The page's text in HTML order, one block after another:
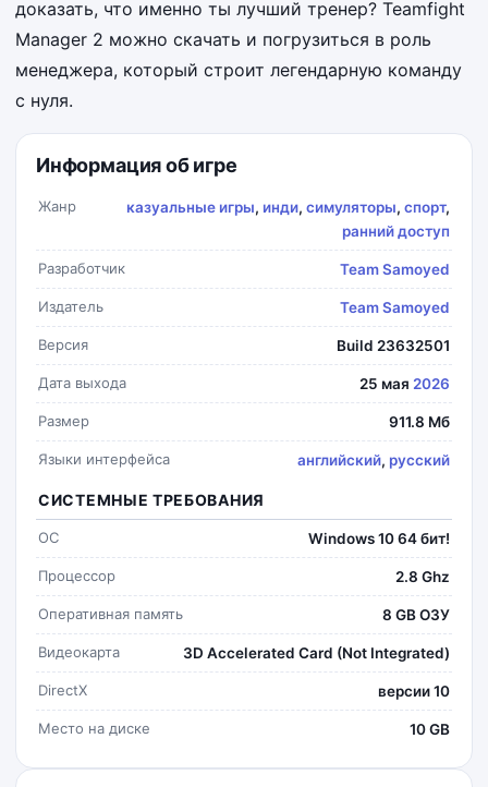
доказать, что именно ты лучший тренер? Teamfight
Manager 2 можно скачать и погрузиться в роль
менеджера, который строит легендарную команду
с нуля.
Информация об игре
Жанр казуальные игры, инди, симуляторы, спорт,
ранний доступ
Разработчик Team Samoyed
Издатель Team Samoyed
Версия Build 23632501
Дата выхода 25 мая 2026
Размер 911.8 Мб
Языки интерфейса английский, русский
СИСТЕМНЫЕ ТРЕБОВАНИЯ
ОС Windows 10 64 бит!
Процессор 2.8 Ghz
Оперативная память 8 GB ОЗУ
Видеокарта 3D Accelerated Card (Not Integrated)
DirectX версии 10
Место на диске 10 GB